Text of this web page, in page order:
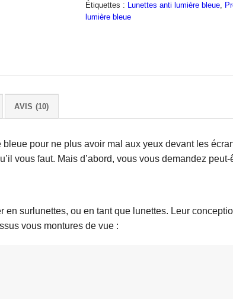
Étiquettes : Lunettes anti lumière bleue,
lumière bleue
AVIS (10)
pour ne plus avoir mal aux yeux devant les
vous faut. Mais d’abord, vous vous demandez
en surlunettes, ou en tant que lunettes. Leur
vous montures de vue :